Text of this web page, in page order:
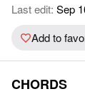
Last edit: Sep
Add to
CHORDS